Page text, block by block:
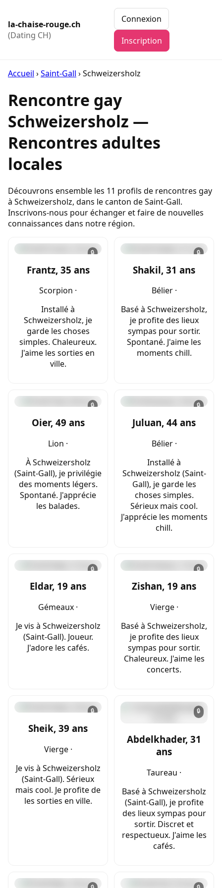
la-chaise-rouge.ch
(Dating CH)
Connexion
Inscription
Accueil ›Saint-Gall ›Schweizersholz
Rencontre gay
Schweizersholz —
Rencontres adultes
locales
Découvrons ensemble les 11 profils de rencontres gay
à Schweizersholz, dans le canton de Saint-Gall.
Inscrivons-nous pour échanger et faire de nouvelles
connaissances dans notre région.
🔒
Frantz, 35 ans
Scorpion ·
Installé à
Schweizersholz, je
garde les choses
simples. Chaleureux.
J'aime les sorties en
ville.
🔒
Shakil, 31 ans
Bélier ·
Basé à Schweizersholz,
je profite des lieux
sympas pour sortir.
Spontané. J'aime les
moments chill.
🔒
Oier, 49 ans
Lion ·
À Schweizersholz
(Saint-Gall), je privilégie
des moments légers.
Spontané. J'apprécie
les balades.
🔒
Juluan, 44 ans
Bélier ·
Installé à
Schweizersholz (Saint-
Gall), je garde les
choses simples.
Sérieux mais cool.
J'apprécie les moments
chill.
🔒
Eldar, 19 ans
Gémeaux ·
Je vis à Schweizersholz
(Saint-Gall). Joueur.
J'adore les cafés.
🔒
Zishan, 19 ans
Vierge ·
Basé à Schweizersholz,
je profite des lieux
sympas pour sortir.
Chaleureux. J'aime les
concerts.
🔒
Sheik, 39 ans
Vierge ·
Je vis à Schweizersholz
(Saint-Gall). Sérieux
mais cool. Je profite de
les sorties en ville.
🔒
Abdelkhader, 31
ans
Taureau ·
Basé à Schweizersholz
(Saint-Gall), je profite
des lieux sympas pour
sortir. Discret et
respectueux. J'aime les
cafés.